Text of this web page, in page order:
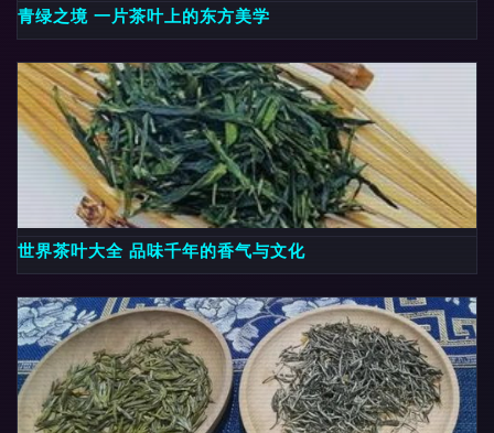
青绿之境 一片茶叶上的东方美学
世界茶叶大全 品味千年的香气与文化